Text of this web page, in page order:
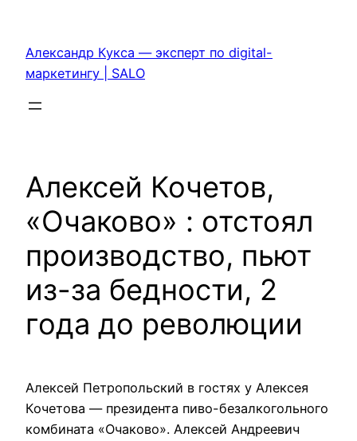
содержимому
Александр Кукса — эксперт по digital-
маркетингу | SALO
Алексей Кочетов,
«Очаково» : отстоял
производство, пьют
из-за бедности, 2
года до революции
Алексей Петропольский в гостях у Алексея
Кочетова — президента пиво-безалкогольного
комбината «Очаково». Алексей Андреевич